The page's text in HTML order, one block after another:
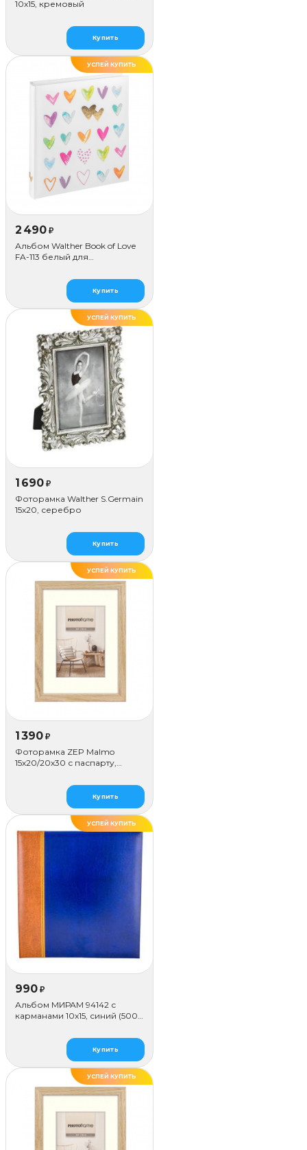
10x15, кремовый
Купить
УСПЕЙ КУПИТЬ
2 490 ₽
Альбом Walther Book of Love
FA-113 белый для
Купить
УСПЕЙ КУПИТЬ
1 690 ₽
Фоторамка Walther S.Germain
15x20, серебро
Купить
УСПЕЙ КУПИТЬ
1 390 ₽
Фоторамка ZEP Malmo
15х20/20х30 с паспарту,
Купить
УСПЕЙ КУПИТЬ
990 ₽
Альбом МИРАМ 94142 с
карманами 10x15, синий (500
Купить
УСПЕЙ КУПИТЬ